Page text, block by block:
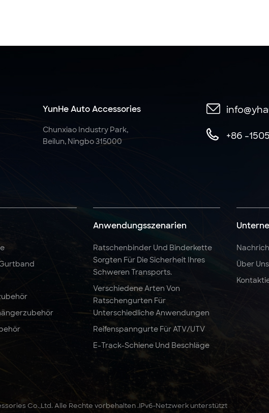
YunHe Auto Accessories
Chunxiao Industry Park,
Beilun, Ningbo 315000
+86 -
Anwendungsszenarien
Ratschenbinder Und Binderkette
Sorgten Für Die Sicherheit Ihres
Schweren Transports.
Verschiedene Arten Von
Ratschengurten Für
Unterschiedliche Anwendungen
Reifenspanngurte Für ATV/UTV
E-Track-Schiene Und Beschläge
Über Uns
Co.,Ltd. Alle Rechte vorbehalten .IPv6-Netzwerk unterstützt